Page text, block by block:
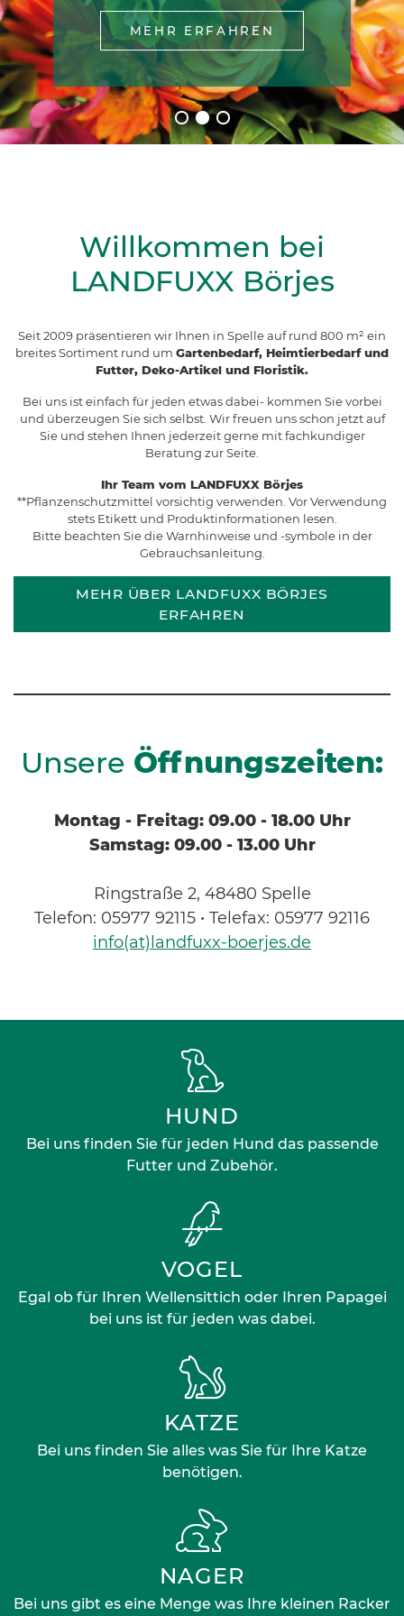
ZU UNSEREM SORTIMENT
MEHR ERFAHREN
ZUR ANFAHRT
Willkommen bei
LANDFUXX Börjes
Seit 2009 präsentieren wir Ihnen in Spelle auf rund 800 m² ein
breites Sortiment rund um Gartenbedarf, Heimtierbedarf und
Futter, Deko-Artikel und Floristik.
Bei uns ist einfach für jeden etwas dabei- kommen Sie vorbei
und überzeugen Sie sich selbst. Wir freuen uns schon jetzt auf
Sie und stehen Ihnen jederzeit gerne mit fachkundiger
Beratung zur Seite.
Ihr Team vom LANDFUXX Börjes
**Pflanzenschutzmittel vorsichtig verwenden. Vor Verwendung
stets Etikett und Produktinformationen lesen.
Bitte beachten Sie die Warnhinweise und -symbole in der
Gebrauchsanleitung.
MEHR ÜBER LANDFUXX BÖRJES
ERFAHREN
Unsere Öffnungszeiten:
Montag - Freitag: 09.00 - 18.00 Uhr
Samstag: 09.00 - 13.00 Uhr
Ringstraße 2, 48480 Spelle
Telefon: 05977 92115 • Telefax: 05977 92116
info(at)landfuxx-boerjes.de
HUND
Bei uns finden Sie für jeden Hund das passende
Futter und Zubehör.
VOGEL
Egal ob für Ihren Wellensittich oder Ihren Papagei
bei uns ist für jeden was dabei.
KATZE
Bei uns finden Sie alles was Sie für Ihre Katze
benötigen.
NAGER
Bei uns gibt es eine Menge was Ihre kleinen Racker